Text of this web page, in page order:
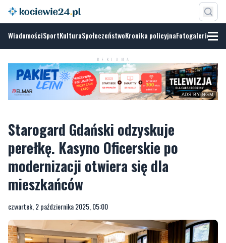
WiadomościSportKulturaSpołeczeństwoKronika policyjnaFotogalerie
REKLAMA
ADS BY NGM
Starogard Gdański odzyskuje
perełkę. Kasyno Oficerskie po
modernizacji otwiera się dla
mieszkańców
czwartek, 2 października 2025, 05:00